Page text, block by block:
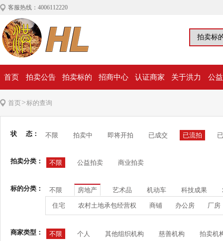
客服热线：4006112220
首页 拍卖公告 拍卖标的 招商中心 认证商家 关于洪力 公
首页>标的查询
状 态： 不限 拍卖中 即将开拍 已成交 已流拍
拍卖分类： 不限 公益拍卖 商业拍卖
标的分类： 不限 房地产 艺术品 机动车 科技成果
住宅 农村土地承包经营权 商铺 办公房 厂房
商家类型： 不限 个人 其他组织机构 慈善机构 拍卖机